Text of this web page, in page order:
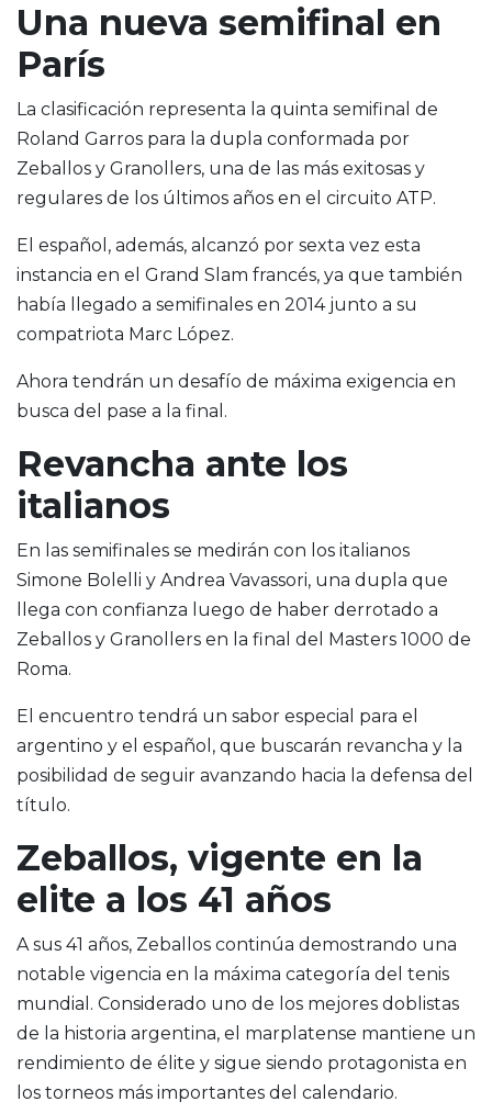
Una nueva semifinal en
París
La clasificación representa la quinta semifinal de
Roland Garros para la dupla conformada por
Zeballos y Granollers, una de las más exitosas y
regulares de los últimos años en el circuito ATP.
El español, además, alcanzó por sexta vez esta
instancia en el Grand Slam francés, ya que también
había llegado a semifinales en 2014 junto a su
compatriota Marc López.
Ahora tendrán un desafío de máxima exigencia en
busca del pase a la final.
Revancha ante los
italianos
En las semifinales se medirán con los italianos
Simone Bolelli y Andrea Vavassori, una dupla que
llega con confianza luego de haber derrotado a
Zeballos y Granollers en la final del Masters 1000 de
Roma.
El encuentro tendrá un sabor especial para el
argentino y el español, que buscarán revancha y la
posibilidad de seguir avanzando hacia la defensa del
título.
Zeballos, vigente en la
elite a los 41 años
A sus 41 años, Zeballos continúa demostrando una
notable vigencia en la máxima categoría del tenis
mundial. Considerado uno de los mejores doblistas
de la historia argentina, el marplatense mantiene un
rendimiento de élite y sigue siendo protagonista en
los torneos más importantes del calendario.